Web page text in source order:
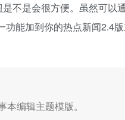
不是会很方便。虽然可以
能加到你的热点新闻2.4
编辑主题模版。